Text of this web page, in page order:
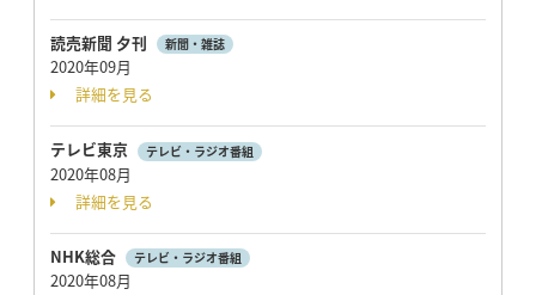
読売新聞 夕刊 新聞・雑誌
2020年09月
詳細を見る
テレビ東京 テレビ・ラジオ番組
2020年08月
詳細を見る
NHK総合 テレビ・ラジオ番組
2020年08月